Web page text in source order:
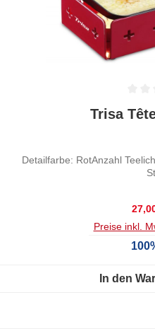
Durchschnittliche
Trisa
Detailfarbe: RotAnzahl
Preise inkl.
In den